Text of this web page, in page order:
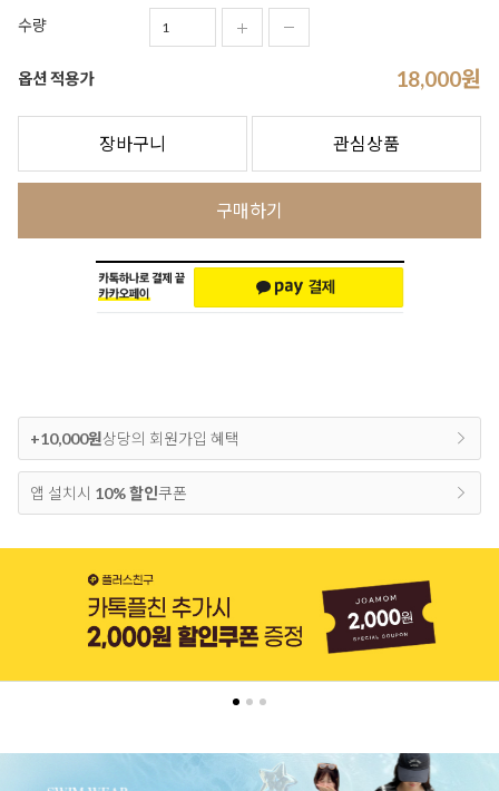
수량
옵션 적용가 18,000원
장바구니 관심상품
구매하기
+10,000원상당의 회원가입 혜택
앱 설치시 10% 할인쿠폰